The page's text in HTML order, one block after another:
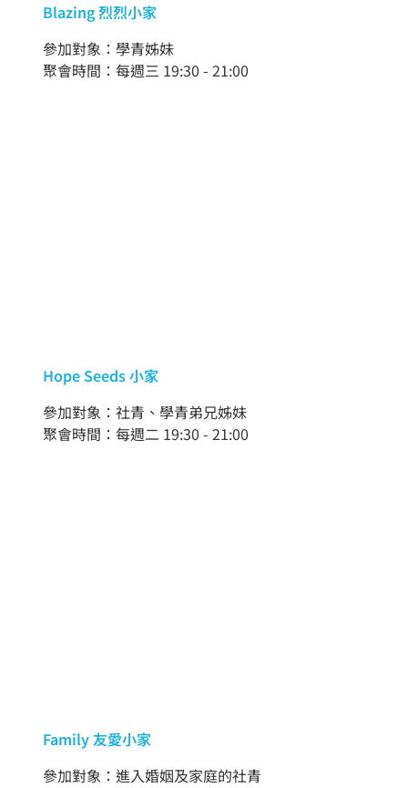
Blazing 烈烈小家
參加對象：學青姊妹
聚會時間：每週三 19:30 - 21:00
Hope Seeds 小家
參加對象：社青、學青弟兄姊妹
聚會時間：每週二 19:30 - 21:00
Family 友愛小家
參加對象：進入婚姻及家庭的社青